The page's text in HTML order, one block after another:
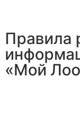
Правила
«Мой